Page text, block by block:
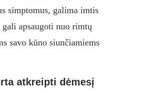
simptomus, galima imtis
apsaugoti nuo rimtų
savo kūno siunčiamiems
atkreipti dėmesį